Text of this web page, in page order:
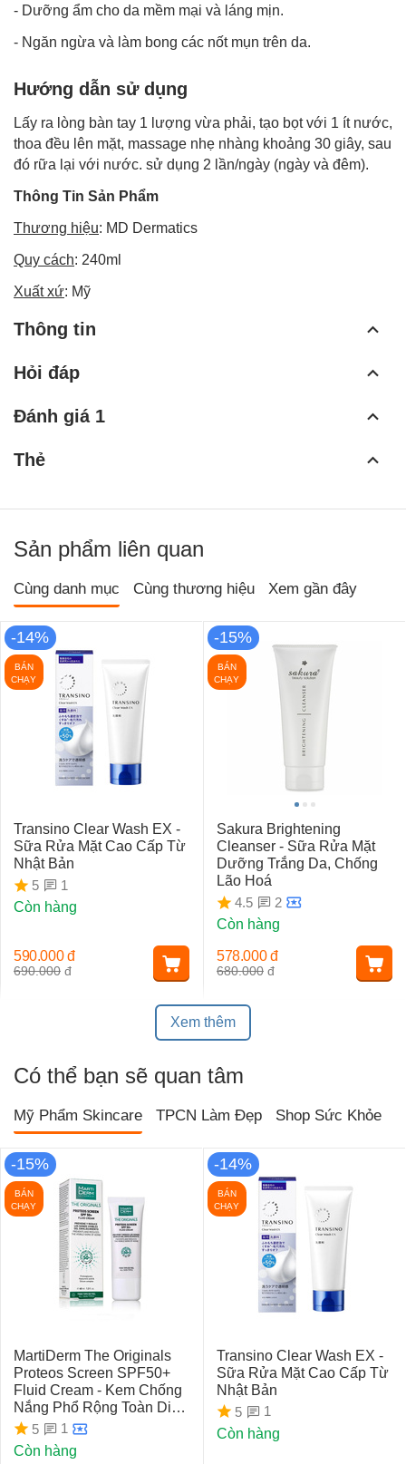
- Dưỡng ẩm cho da mềm mại và láng mịn.
- Ngăn ngừa và làm bong các nốt mụn trên da.
Hướng dẫn sử dụng
Lấy ra lòng bàn tay 1 lượng vừa phải, tạo bọt với 1 ít nước,
thoa đều lên mặt, massage nhẹ nhàng khoảng 30 giây, sau
đó rữa lại với nước. sử dụng 2 lần/ngày (ngày và đêm).
Thông Tin Sản Phẩm
Thương hiệu: MD Dermatics
Quy cách: 240ml
Xuất xứ: Mỹ
Thông tin
Hỏi đáp
Đánh giá 1
Thẻ
Sản phẩm liên quan
Cùng danh mục Cùng thương hiệu Xem gần đây
-14%
BÁN
CHẠY
Transino Clear Wash EX -
Sữa Rửa Mặt Cao Cấp Từ
Nhật Bản
5
1
Còn hàng
690.000 đ
590.000 đ
-15%
BÁN
CHẠY
Sakura Brightening
Cleanser - Sữa Rửa Mặt
Dưỡng Trắng Da, Chống
Lão Hoá
4.5
2
Còn hàng
680.000 đ
578.000 đ
Xem thêm
Có thể bạn sẽ quan tâm
Mỹ Phẩm Skincare TPCN Làm Đẹp Shop Sức Khỏe
-15%
BÁN
CHẠY
MartiDerm The Originals
Proteos Screen SPF50+
Fluid Cream - Kem Chống
Nắng Phổ Rộng Toàn Diện
Ngừa Lão Hóa, Nám Da
5
1
Còn hàng
-14%
BÁN
CHẠY
Transino Clear Wash EX -
Sữa Rửa Mặt Cao Cấp Từ
Nhật Bản
5
1
Còn hàng